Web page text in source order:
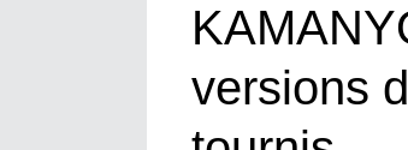
versions